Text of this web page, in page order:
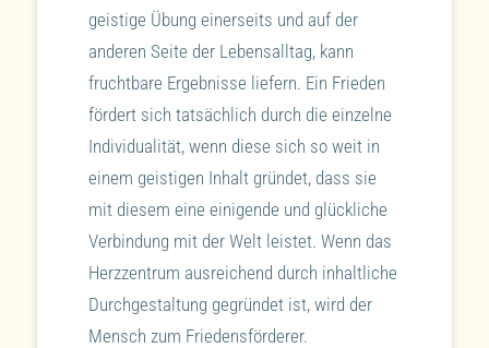
geistige Übung einerseits und auf der
anderen Seite der Lebensalltag, kann
fruchtbare Ergebnisse liefern. Ein Frieden
fördert sich tatsächlich durch die einzelne
Individualität, wenn diese sich so weit in
einem geistigen Inhalt gründet, dass sie
mit diesem eine einigende und glückliche
Verbindung mit der Welt leistet. Wenn das
Herzzentrum ausreichend durch inhaltliche
Durchgestaltung gegründet ist, wird der
Mensch zum Friedensförderer.